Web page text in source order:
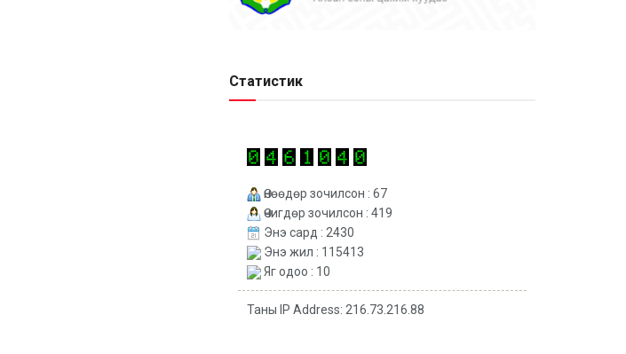
Статистик
Өнөөдөр зочилсон : 67
Өчигдөр зочилсон : 419
Энэ сард : 2430
Энэ жил : 115413
Яг одоо : 10
Таны IP Address: 216.73.216.88